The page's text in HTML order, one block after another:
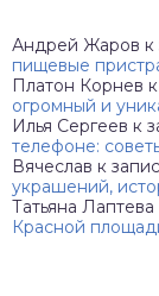
Андрей Жаров к
пищевые
Платон Корнев
огромный и
Илья Сергеев к
телефоне:
Вячеслав к
украшений,
Татьяна Лаптева
Красной